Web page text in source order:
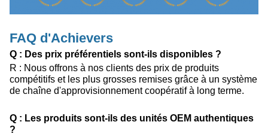
FAQ d'Achievers
Q : Des prix préférentiels sont-ils disponibles ?
R : Nous offrons à nos clients des prix de produits
compétitifs et les plus grosses remises grâce à un système
de chaîne d'approvisionnement coopératif à long terme.
Q : Les produits sont-ils des unités OEM authentiques
?